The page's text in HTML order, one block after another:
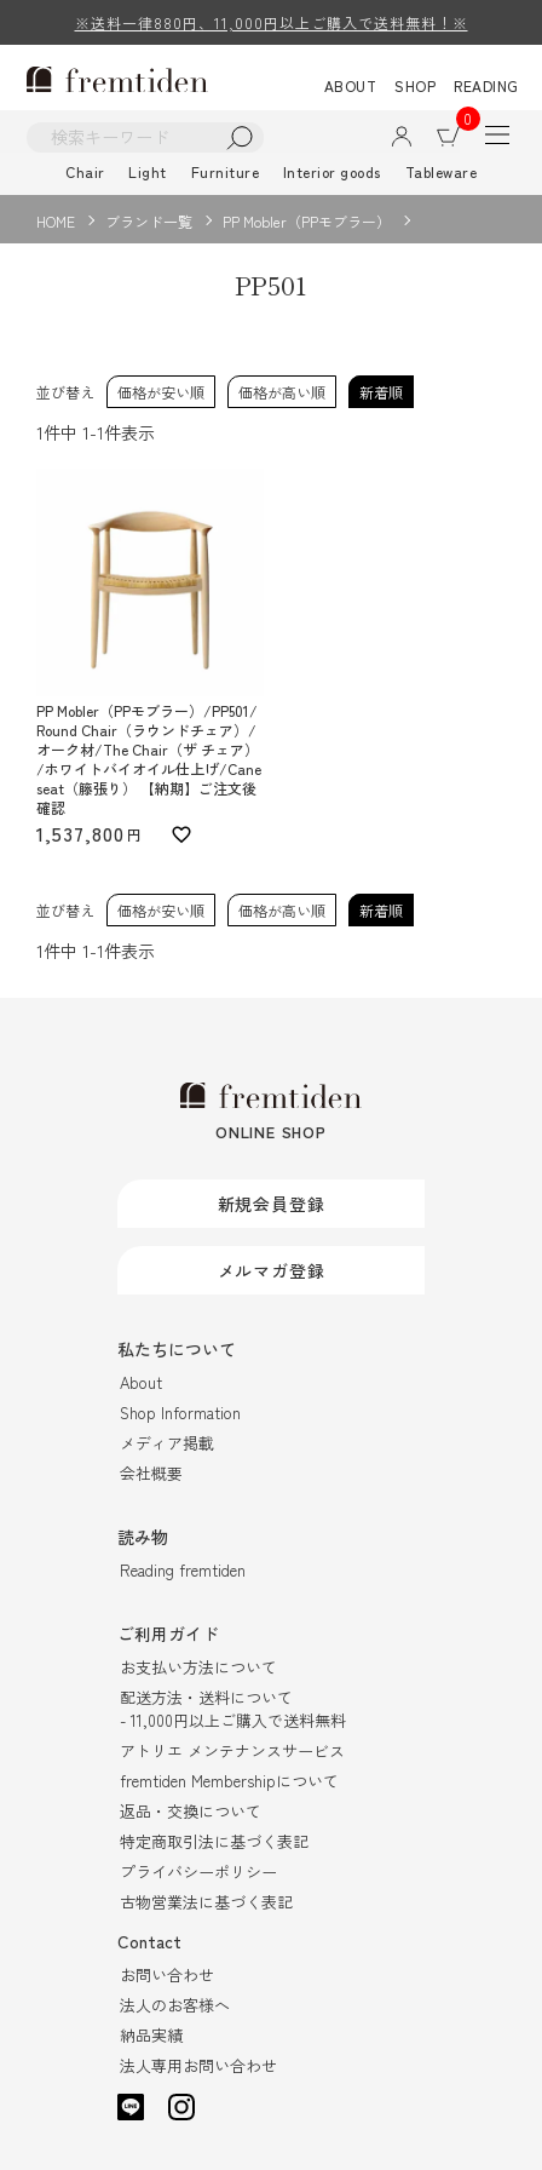
※送料一律880円、11,000円以上ご購入で送料無料！※
ABOUT SHOP
READING
0
Chair Light Furniture Interior goods Tableware
HOME ブランド一覧 PP Mobler（PPモブラー）
PP501
並び替え 価格が安い順 価格が高い順 新着順
1件中 1-1件表示
PP Mobler（PPモブラー）/PP501/
Round Chair（ラウンドチェア）/
オーク材/The Chair（ザ チェア）
/ホワイトバイオイル仕上げ/Cane
seat（籐張り） 【納期】ご注文後
確認
1,537,800
並び替え 価格が安い順 価格が高い順 新着順
1件中 1-1件表示
ONLINE SHOP
新規会員登録
メルマガ登録
私たちについて
About
Shop Information
メディア掲載
会社概要
読み物
Reading fremtiden
ご利用ガイド
お支払い方法について
配送方法・送料について
- 11,000円以上ご購入で送料無料
アトリエ メンテナンスサービス
fremtiden Membershipについて
返品・交換について
特定商取引法に基づく表記
プライバシーポリシー
古物営業法に基づく表記
Contact
お問い合わせ
法人のお客様へ
納品実績
法人専用お問い合わせ